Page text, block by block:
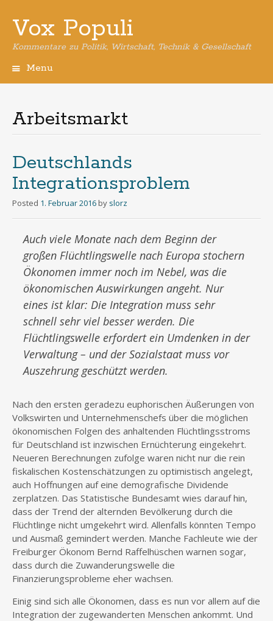
Vox Populi
Kommentare zu Politik, Wirtschaft, Technik & Gesellschaft
Menu
Arbeitsmarkt
Deutschlands
Integrationsproblem
Posted 1. Februar 2016 by slorz
Auch viele Monate nach dem Beginn der
großen Flüchtlingswelle nach Europa stochern
Ökonomen immer noch im Nebel, was die
ökonomischen Auswirkungen angeht. Nur
eines ist klar: Die Integration muss sehr
schnell sehr viel besser werden. Die
Flüchtlingswelle erfordert ein Umdenken in der
Verwaltung – und der Sozialstaat muss vor
Auszehrung geschützt werden.
Nach den ersten geradezu euphorischen Äußerungen von
Volkswirten und Unternehmenschefs über die möglichen
ökonomischen Folgen des anhaltenden Flüchtlingsstroms
für Deutschland ist inzwischen Ernüchterung eingekehrt.
Neueren Berechnungen zufolge waren nicht nur die rein
fiskalischen Kostenschätzungen zu optimistisch angelegt,
auch Hoffnungen auf eine demografische Dividende
zerplatzen. Das Statistische Bundesamt wies darauf hin,
dass der Trend der alternden Bevölkerung durch die
Flüchtlinge nicht umgekehrt wird. Allenfalls könnten Tempo
und Ausmaß gemindert werden. Manche Fachleute wie der
Freiburger Ökonom Bernd Raffelhüschen warnen sogar,
dass durch die Zuwanderungswelle die
Finanzierungsprobleme eher wachsen.
Einig sind sich alle Ökonomen, dass es nun vor allem auf die
Integration der zugewanderten Menschen ankommt. Und